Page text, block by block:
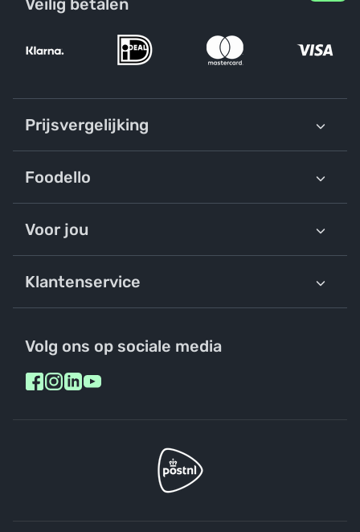
Veilig betalen
Prijsvergelijking
Foodello
Voor jou
Klantenservice
Volg ons op sociale media